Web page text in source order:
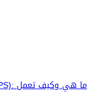
ربحية السهم الأساسية (EPS): ما هي وكيف تعمل